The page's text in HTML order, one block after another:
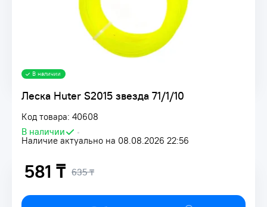
Леска Huter S2015 звезда 71/1/10
Код товара: 40608
В наличии
•
Наличие актуально на 08.08.2026 22:56
В наличии
581 ₸ 635 ₸